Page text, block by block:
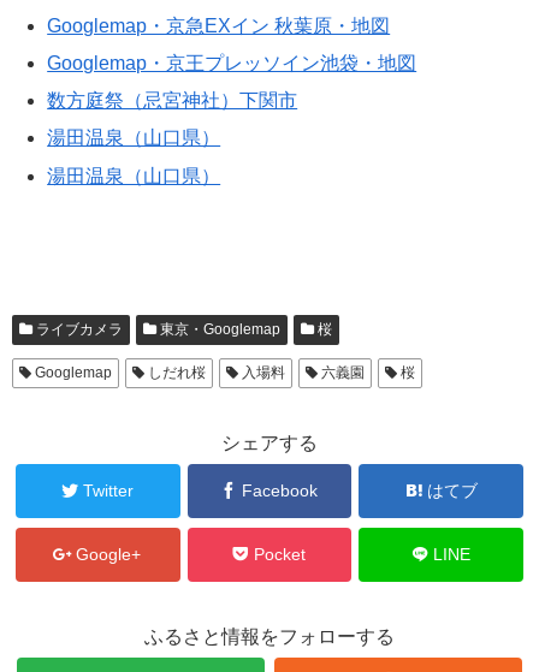
Googlemap・京急EXイン 秋葉原・地図
Googlemap・京王プレッソイン池袋・地図
数方庭祭（忌宮神社）下関市
湯田温泉（山口県）
湯田温泉（山口県）
ライブカメラ 東京・Googlemap 桜
Googlemap しだれ桜 入場料 六義園 桜
シェアする
Twitter Facebook はてブ
Google+ Pocket LINE
ふるさと情報をフォローする